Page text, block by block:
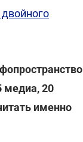
медиа, 20
именно